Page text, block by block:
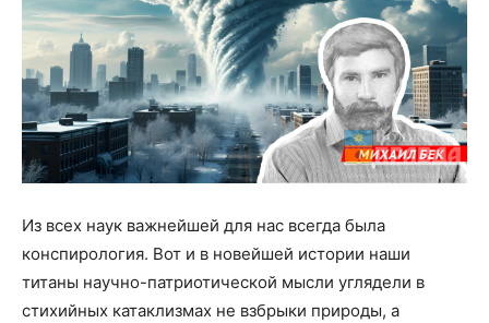
Из всех наук важнейшей для нас всегда была
конспирология. Вот и в новейшей истории наши
титаны научно-патриотической мысли углядели в
стихийных катаклизмах не взбрыки природы, а